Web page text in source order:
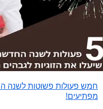
חמש פעולות פשוטות לשנה
מפתיעים!